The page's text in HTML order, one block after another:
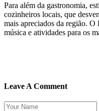
Para além da gastronomia,
cozinheiros locais, que
mais apreciados da região.
música e atividades para os
Leave A Comment